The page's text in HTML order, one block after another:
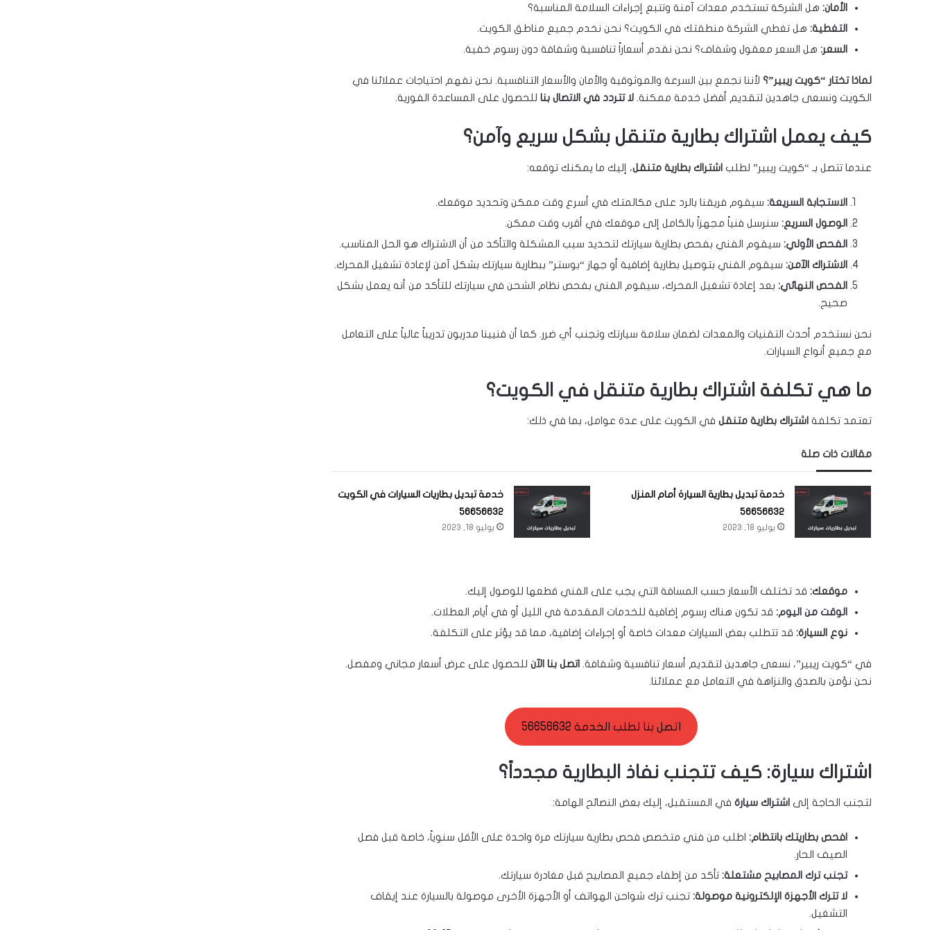
الأمان: هل الشركة تستخدم معدات آمنة وتتبع إجراءات السلامة المناسبة؟
التغطية: هل تغطي الشركة منطقتك في الكويت؟ نحن نخدم جميع مناطق الكويت.
السعر: هل السعر معقول وشفاف؟ نحن نقدم أسعاراً تنافسية وشفافة دون رسوم خفية.
لماذا تختار “كويت ريبير”؟ لأننا نجمع بين السرعة والموثوقية والأمان والأسعار التنافسية. نحن نفهم احتياجات عملائنا في
الكويت ونسعى جاهدين لتقديم أفضل خدمة ممكنة. لا تتردد في الاتصال بنا للحصول على المساعدة الفورية.
كيف يعمل اشتراك بطارية متنقل بشكل سريع وآمن؟
عندما تتصل بـ “كويت ريبير” لطلب اشتراك بطارية متنقل، إليك ما يمكنك توقعه:
الاستجابة السريعة: سيقوم فريقنا بالرد على مكالمتك في أسرع وقت ممكن وتحديد موقعك.
الوصول السريع: سنرسل فنياً مجهزاً بالكامل إلى موقعك في أقرب وقت ممكن.
الفحص الأولي: سيقوم الفني بفحص بطارية سيارتك لتحديد سبب المشكلة والتأكد من أن الاشتراك هو الحل المناسب.
الاشتراك الآمن: سيقوم الفني بتوصيل بطارية إضافية أو جهاز “بوستر” ببطارية سيارتك بشكل آمن لإعادة تشغيل المحرك.
الفحص النهائي: بعد إعادة تشغيل المحرك، سيقوم الفني بفحص نظام الشحن في سيارتك للتأكد من أنه يعمل بشكل
صحيح.
نحن نستخدم أحدث التقنيات والمعدات لضمان سلامة سيارتك وتجنب أي ضرر. كما أن فنيينا مدربون تدريباً عالياً على التعامل
مع جميع أنواع السيارات.
ما هي تكلفة اشتراك بطارية متنقل في الكويت؟
تعتمد تكلفة اشتراك بطارية متنقل في الكويت على عدة عوامل، بما في ذلك:
مقالات ذات صلة
خدمة تبديل بطارية السيارة أمام المنزل
56656632
يوليو 18, 2023
خدمة تبديل بطاريات السيارات في الكويت
56656632
يوليو 18, 2023
موقعك: قد تختلف الأسعار حسب المسافة التي يجب على الفني قطعها للوصول إليك.
الوقت من اليوم: قد تكون هناك رسوم إضافية للخدمات المقدمة في الليل أو في أيام العطلات.
نوع السيارة: قد تتطلب بعض السيارات معدات خاصة أو إجراءات إضافية، مما قد يؤثر على التكلفة.
في “كويت ريبير”، نسعى جاهدين لتقديم أسعار تنافسية وشفافة. اتصل بنا الآن للحصول على عرض أسعار مجاني ومفصل.
نحن نؤمن بالصدق والنزاهة في التعامل مع عملائنا.
اتصل بنا لطلب الخدمة 56656632
اشتراك سيارة: كيف تتجنب نفاذ البطارية مجدداً؟
لتجنب الحاجة إلى اشتراك سيارة في المستقبل، إليك بعض النصائح الهامة:
افحص بطاريتك بانتظام: اطلب من فني متخصص فحص بطارية سيارتك مرة واحدة على الأقل سنوياً، خاصة قبل فصل
الصيف الحار.
تجنب ترك المصابيح مشتعلة: تأكد من إطفاء جميع المصابيح قبل مغادرة سيارتك.
لا تترك الأجهزة الإلكترونية موصولة: تجنب ترك شواحن الهواتف أو الأجهزة الأخرى موصولة بالسيارة عند إيقاف
التشغيل.